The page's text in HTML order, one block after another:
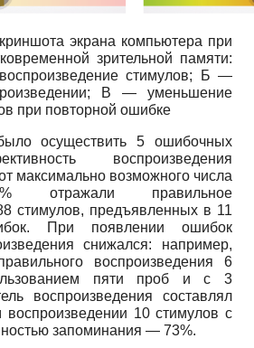
экрана компьютера при
зрительной памяти:
стимулов; Б —
В — уменьшение
при повторной ошибке
осуществить 5 ошибочных
воспроизведения
максимально возможного числа
отражали правильное
стимулов, предъявленных в 11
При появлении ошибок
снижался: например,
воспроизведения 6
пяти проб и с 3
воспроизведения составлял
10 стимулов с
запоминания — 73%.